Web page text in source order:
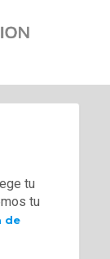
tu
tu
de